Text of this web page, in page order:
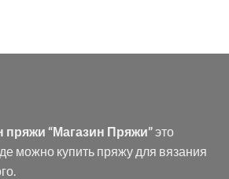
пряжи “Магазин Пряжи”это
можно купить пряжу для вязания